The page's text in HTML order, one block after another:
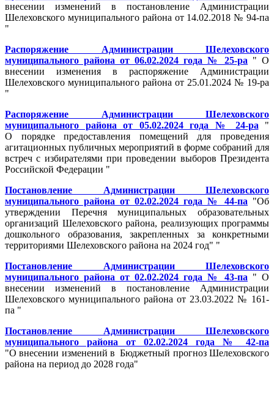
внесении изменений в постановление Администрации
Шелеховского муниципального района от 14.02.2018 № 94-па
"
Распоряжение Администрации Шелеховского
муниципального района от 06.02.2024 года № 25-ра " О
внесении изменения в распоряжение Администрации
Шелеховского муниципального района от 25.01.2024 № 19-ра
"
Распоряжение Администрации Шелеховского
муниципального района от 05.02.2024 года № 24-ра "
О порядке предоставления помещений для проведения
агитационных публичных мероприятий в форме собраний для
встреч с избирателями при проведении выборов Президента
Российской Федерации "
Постановление Администрации Шелеховского
муниципального района от 02.02.2024 года № 44-па "Об
утверждении Перечня муниципальных образовательных
организаций Шелеховского района, реализующих программы
дошкольного образования, закрепленных за конкретными
территориями Шелеховского района на 2024 год" "
Постановление Администрации Шелеховского
муниципального района от 02.02.2024 года № 43-па " О
внесении изменений в постановление Администрации
Шелеховского муниципального района от 23.03.2022 № 161-
па "
Постановление Администрации Шелеховского
муниципального района от 02.02.2024 года № 42-па
"О внесении изменений в Бюджетный прогноз Шелеховского
района на период до 2028 года"